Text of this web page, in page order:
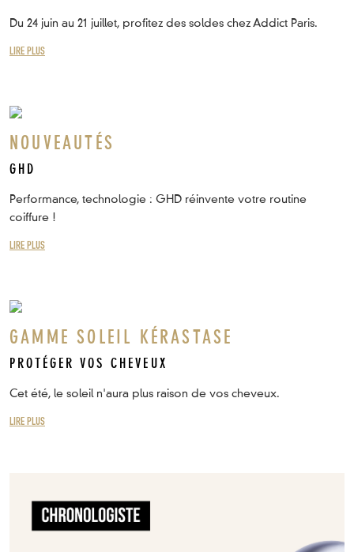
Du 24 juin au 21 juillet, profitez des soldes chez Addict Paris.
LIRE PLUS
NOUVEAUTÉS
GHD
Performance, technologie : GHD réinvente votre routine
coiffure !
LIRE PLUS
GAMME SOLEIL KÉRASTASE
PROTÉGER VOS CHEVEUX
Cet été, le soleil n'aura plus raison de vos cheveux.
LIRE PLUS